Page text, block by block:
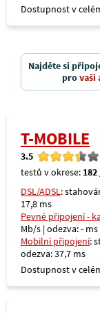
Dostupnost v
Najděte si
provaši
T-MOBILE
3.5
testů v okrese: 182
DSL/ADSL:
17,8 ms
Pevné připojení -
Mb/s | odezva: - ms
Mobilní připojení:
odezva: 37,7 ms
Dostupnost v